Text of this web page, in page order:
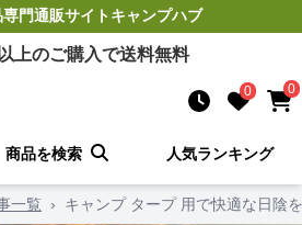
専門通販サイトキャンプハブ
上のご購入で送料無料
0 0
商品を検索 人気ランキング
一覧 › キャンプ タープ 用で快適な日陰